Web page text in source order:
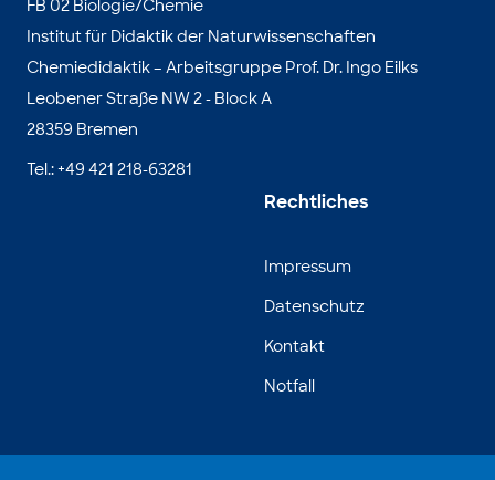
FB 02 Biologie/Chemie
Institut für Didaktik der Naturwissenschaften
Chemiedidaktik – Arbeitsgruppe Prof. Dr. Ingo Eilks
Leobener Straße NW 2 - Block A
28359 Bremen
Tel.: +49 421 218-63281
Rechtliches
Impressum
Datenschutz
Kontakt
Notfall